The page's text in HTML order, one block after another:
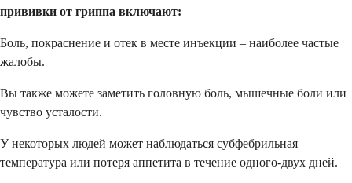
прививки от гриппа включают:
Боль, покраснение и отек в месте инъекции – наиболее частые
жалобы.
Вы также можете заметить головную боль, мышечные боли или
чувство усталости.
У некоторых людей может наблюдаться субфебрильная
температура или потеря аппетита в течение одного-двух дней.